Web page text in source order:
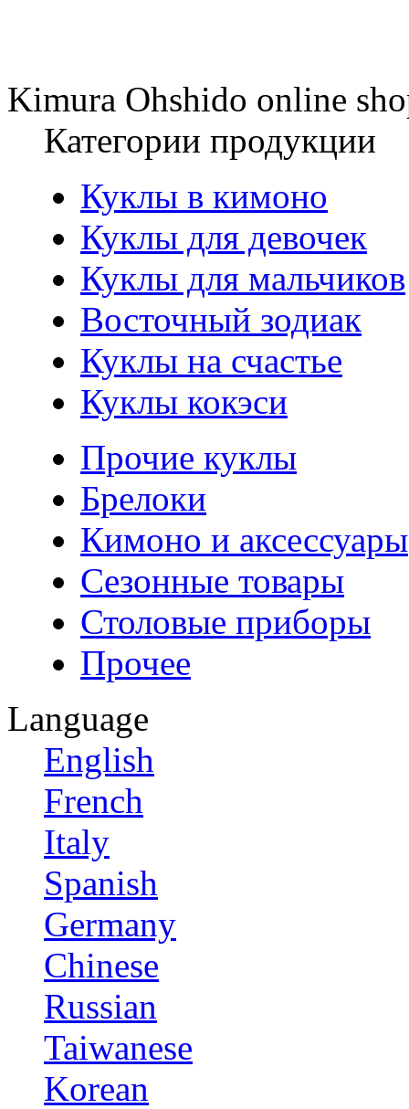
Kimura Ohshido online
Категории продукции
Куклы в кимоно
Куклы для девочек
Куклы для мальчиков
Восточный зодиак
Куклы на счастье
Куклы кокэси
Прочие куклы
Брелоки
Кимоно и аксессуары
Сезонные товары
Столовые приборы
Прочее
Language
English
French
Italy
Spanish
Germany
Chinese
Russian
Taiwanese
Korean